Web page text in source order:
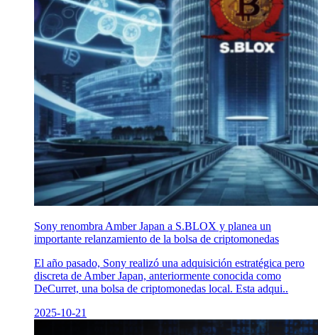
Sony renombra Amber Japan a S.BLOX y planea un
importante relanzamiento de la bolsa de criptomonedas
El año pasado, Sony realizó una adquisición estratégica pero
discreta de Amber Japan, anteriormente conocida como
DeCurret, una bolsa de criptomonedas local. Esta adqui..
2025-10-21